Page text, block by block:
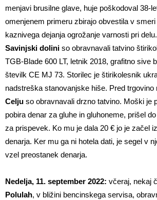
menjavi brusilne glave, huje poškodoval 38-
omenjenem primeru zbirajo obvestila v
kaznivega dejanja ogrožanje varnosti pri
Savinjski dolini so obravnavali tatvino
TGB-Blade 600 LT, letnik 2018, grafitno sive
številk CE MJ 73. Storilec je štirikolesnik
nadstreška stanovanjske hiše. Pred
Celju so obravnavali drzno tatvino. Moški je
pobira denar za gluhe in gluhoneme, prišel
za prispevek. Ko mu je dala 20 € jo je začel
denarja. Ker mu ga ni hotela dati, je segel v
vzel preostanek denarja.
Nedelja, 11. september 2022: včeraj, nekaj
Polulah, v bližini bencinskega servisa,